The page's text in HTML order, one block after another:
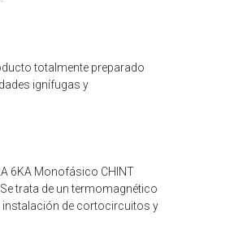
totalmente preparado
ignífugas y
6KA Monofásico CHINT
trata de un termomagnético
instalación de cortocircuitos y